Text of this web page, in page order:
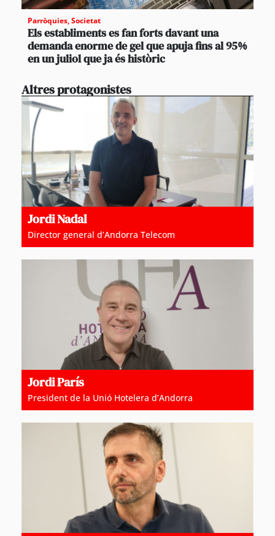
Parròquies,Societat
Els establiments es fan forts davant una
demanda enorme de gel que apuja fins al 95%
en un juliol que ja és històric
Altres protagonistes
Jordi Nadal
Director general d’Andorra Telecom
Jordi París
President de la Unió Hotelera d’Andorra